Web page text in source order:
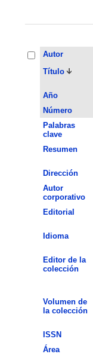
Autor
Título
Año
Número
Palabras
clave
Resumen
Dirección
Autor
corporativo
Editorial
Idioma
Editor de la
colección
Volumen de
la colección
ISSN
Área